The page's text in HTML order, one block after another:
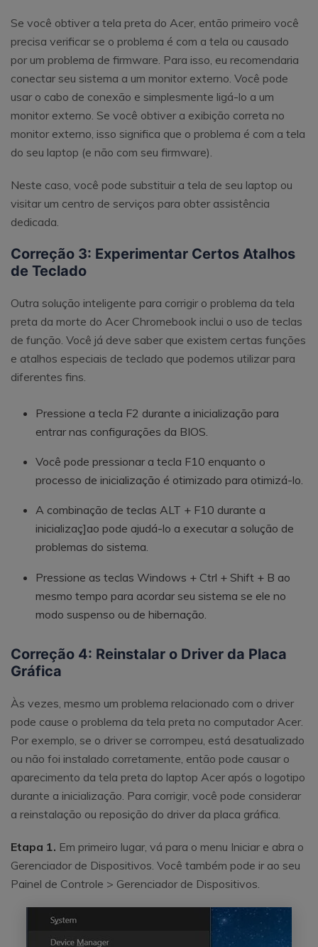
Se você obtiver a tela preta do Acer, então primeiro você
precisa verificar se o problema é com a tela ou causado
por um problema de firmware. Para isso, eu recomendaria
conectar seu sistema a um monitor externo. Você pode
usar o cabo de conexão e simplesmente ligá-lo a um
monitor externo. Se você obtiver a exibição correta no
monitor externo, isso significa que o problema é com a tela
do seu laptop (e não com seu firmware).
Neste caso, você pode substituir a tela de seu laptop ou
visitar um centro de serviços para obter assistência
dedicada.
Correção 3: Experimentar Certos Atalhos
de Teclado
Outra solução inteligente para corrigir o problema da tela
preta da morte do Acer Chromebook inclui o uso de teclas
de função. Você já deve saber que existem certas funções
e atalhos especiais de teclado que podemos utilizar para
diferentes fins.
Pressione a tecla F2 durante a inicialização para
entrar nas configurações da BIOS.
Você pode pressionar a tecla F10 enquanto o
processo de inicialização é otimizado para otimizá-lo.
A combinação de teclas ALT + F10 durante a
inicializaç]ao pode ajudá-lo a executar a solução de
problemas do sistema.
Pressione as teclas Windows + Ctrl + Shift + B ao
mesmo tempo para acordar seu sistema se ele no
modo suspenso ou de hibernação.
Correção 4: Reinstalar o Driver da Placa
Gráfica
Às vezes, mesmo um problema relacionado com o driver
pode cause o problema da tela preta no computador Acer.
Por exemplo, se o driver se corrompeu, está desatualizado
ou não foi instalado corretamente, então pode causar o
aparecimento da tela preta do laptop Acer após o logotipo
durante a inicialização. Para corrigir, você pode considerar
a reinstalação ou reposição do driver da placa gráfica.
Etapa 1. Em primeiro lugar, vá para o menu Iniciar e abra o
Gerenciador de Dispositivos. Você também pode ir ao seu
Painel de Controle > Gerenciador de Dispositivos.